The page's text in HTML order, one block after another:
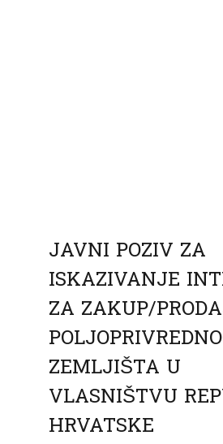
JAVNI POZIV ZA
ISKAZIVANJE
ZA ZAKUP/
ZEMLJIŠTA U
VLASNIŠTVU
HRVATSKE